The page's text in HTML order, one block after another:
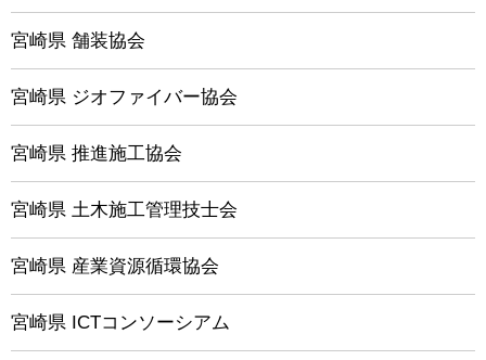
宮崎県 舗装協会
宮崎県 ジオファイバー協会
宮崎県 推進施工協会
宮崎県 土木施工管理技士会
宮崎県 産業資源循環協会
宮崎県 ICTコンソーシアム